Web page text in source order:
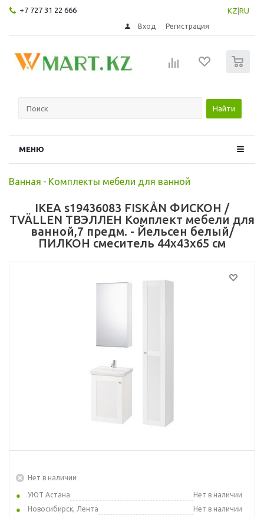
+7 727 31 22 666 KZ RU
Вход Регистрация
Найти
МЕНЮ
Ванная - Комплекты мебели для ванной
IKEA s19436083 FISKÅN ФИСКОН /
TVÄLLEN ТВЭЛЛЕН Комплект мебели для
ванной,7 предм. - Йельсен белый/
ПИЛКОН смеситель 44x43x65 см
Нет в наличии
УЮТ Астана
Нет в наличии
Новосибирск, Лента
Нет в наличии